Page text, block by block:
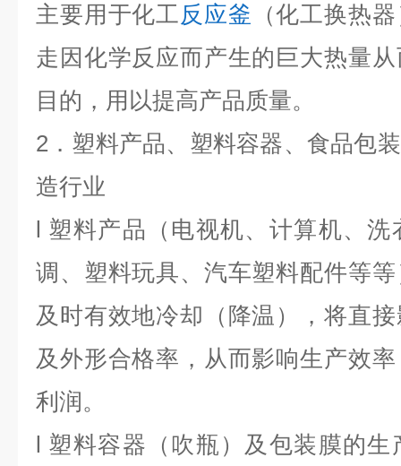
主要用于化工反应釜 （化工换热
走因化学反应而产生的巨大热量
目的，用以提高产品质量。
2．塑料产品、塑料容器、食品包
造行业
l 塑料产品（电视机、计算机、
调、塑料玩具、汽车塑料配件等
及时有效地冷却（降温），将直
及外形合格率，从而影响生产效
利润。
l 塑料容器（吹瓶）及包装膜的